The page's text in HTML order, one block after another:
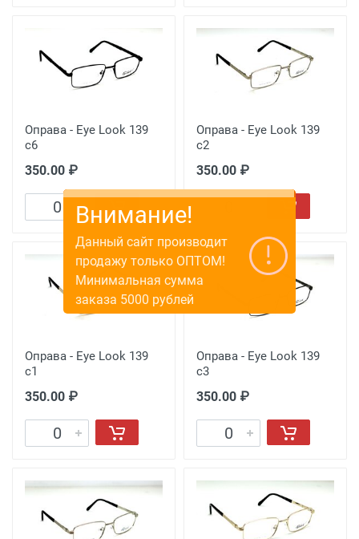
Оправа - Eye Look 139
c6
350.00 ₽
Оправа - Eye Look 139
c2
350.00 ₽
Оправа - Eye Look 139
c1
350.00 ₽
Оправа - Eye Look 139
c3
350.00 ₽